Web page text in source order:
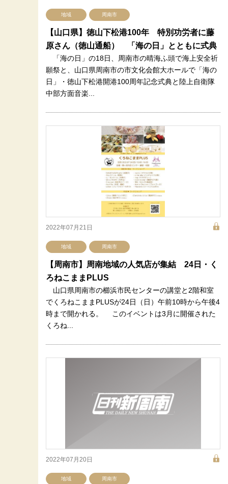
地域 周南市
【山口県】徳山下松港100年 特別功労者に藤
原さん（徳山通船） 「海の日」とともに式典
「海の日」の18日、周南市の晴海ふ頭で海上安全祈
願祭と、山口県周南市の市文化会館大ホールで「海の
日」・徳山下松港開港100周年記念式典と陸上自衛隊
中部方面音楽...
2022年07月21日
地域 周南市
【周南市】周南地域の人気店が集結 24日・く
ろねこままPLUS
山口県周南市の櫛浜市民センターの講堂と2階和室
でくろねこままPLUSが24日（日）午前10時から午後4
時まで開かれる。 このイベントは3月に開催された
くろね...
2022年07月20日
地域 周南市